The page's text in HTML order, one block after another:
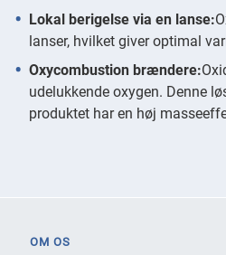
Lokal berigelse via en lanse:
lanser, hvilket giver optimal
Oxycombustion brændere:
udelukkende oxygen. Denne
produktet har en høj
OM OS